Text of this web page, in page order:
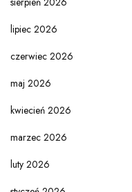
lipiec 2026
czerwiec 2026
maj 2026
kwiecień 2026
marzec 2026
luty 2026